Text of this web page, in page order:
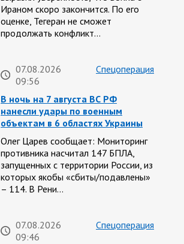
Ираном скоро закончится. По его
оценке, Тегеран не сможет
продолжать конфликт…
07.08.2026
09:56
Спецоперация
В ночь на 7 августа ВС РФ
нанесли удары по военным
объектам в 6 областях Украины
Олег Царев сообщает: Мониторинг
противника насчитал 147 БПЛА,
запущенных с территории России, из
которых якобы «сбиты/подавлены»
– 114. В Рени…
07.08.2026
09:46
Спецоперация